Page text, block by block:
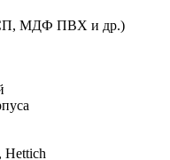
МДФ ПВХ и др.)
Hettich